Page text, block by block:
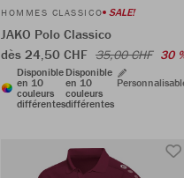
HOMMES CLASSICO SALE!
JAKO Polo Classico
dès 24,50 CHF 35,00 CHF 30
Disponible
en 10
couleurs
différentes
Disponible
en 10
couleurs
différentes